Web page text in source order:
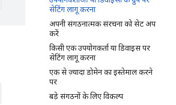
सेटिंग लागू करना
अपनी संगठनात्मक संरचना को सेट अप
करें
किसी एक उपयोगकर्ता या डिवाइस पर
सेटिंग लागू करना
एक से ज़्यादा डोमेन का इस्तेमाल करने
पर
बड़े संगठनों के लिए विकल्प